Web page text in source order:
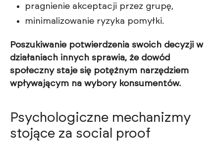
pragnienie akceptacji przez grupę,
minimalizowanie ryzyka pomyłki.
Poszukiwanie potwierdzenia swoich decyzji w
działaniach innych sprawia, że dowód
społeczny staje się potężnym narzędziem
wpływającym na wybory konsumentów.
Psychologiczne mechanizmy
stojące za social proof